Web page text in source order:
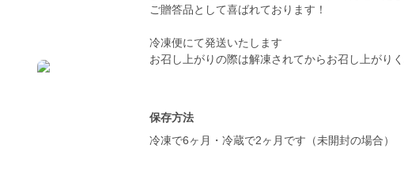
ご贈答品として喜ばれております！
冷凍便にて発送いたします
お召し上がりの際は解凍されてからお召し上がり
保存方法